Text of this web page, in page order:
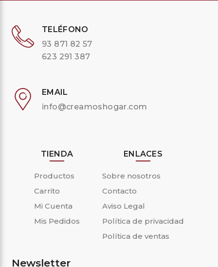
TELÉFONO
93 871 82 57
623 291 387
EMAIL
info@creamoshogar.com
TIENDA
Productos
Carrito
Mi Cuenta
Mis Pedidos
ENLACES
Sobre nosotros
Contacto
Aviso Legal
Política de privacidad
Política de ventas
Newsletter